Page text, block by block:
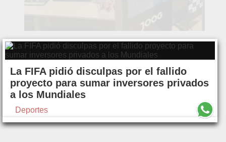
La FIFA pidió disculpas por el fallido
proyecto para sumar inversores privados
a los Mundiales
Deportes